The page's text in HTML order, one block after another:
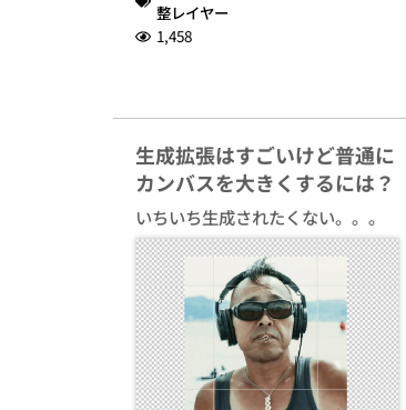
整レイヤー
1,458
生成拡張はすごいけど普通に
カンバスを大きくするには？
いちいち生成されたくない。。。